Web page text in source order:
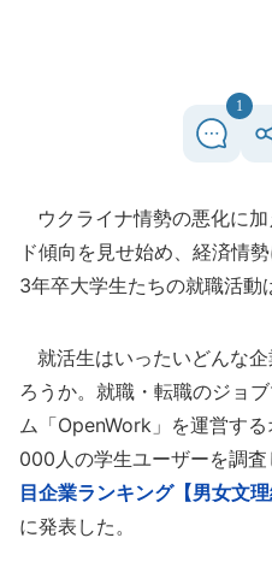
1
ウクライナ情勢の悪化に
ド傾向を見せ始め、経済情
3年卒大学生たちの就職活動
就活生はいったいどんな
ろうか。就職・転職のジョ
ム「OpenWork」を運営す
000人の学生ユーザーを調査
目企業ランキング【男女文理
に発表した。